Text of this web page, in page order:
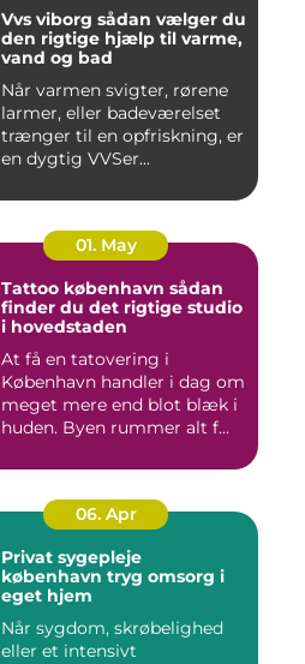
Vvs viborg sådan vælger du
den rigtige hjælp til varme,
vand og bad
Når varmen svigter, rørene
larmer, eller badeværelset
trænger til en opfriskning, er
en dygtig VVSer...
01. May
Tattoo københavn sådan
finder du det rigtige studio
i hovedstaden
At få en tatovering i
København handler i dag om
meget mere end blot blæk i
huden. Byen rummer alt f...
06. Apr
Privat sygepleje
københavn tryg omsorg i
eget hjem
Når sygdom, skrøbelighed
eller et intensivt